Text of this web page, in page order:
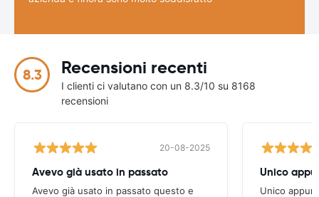
8.3 Recensioni recenti
I clienti ci valutano con un 8.3/10 su 8168
recensioni
20-08-2025
Avevo già usato in passato
Avevo già usato in passato questo e
Unico